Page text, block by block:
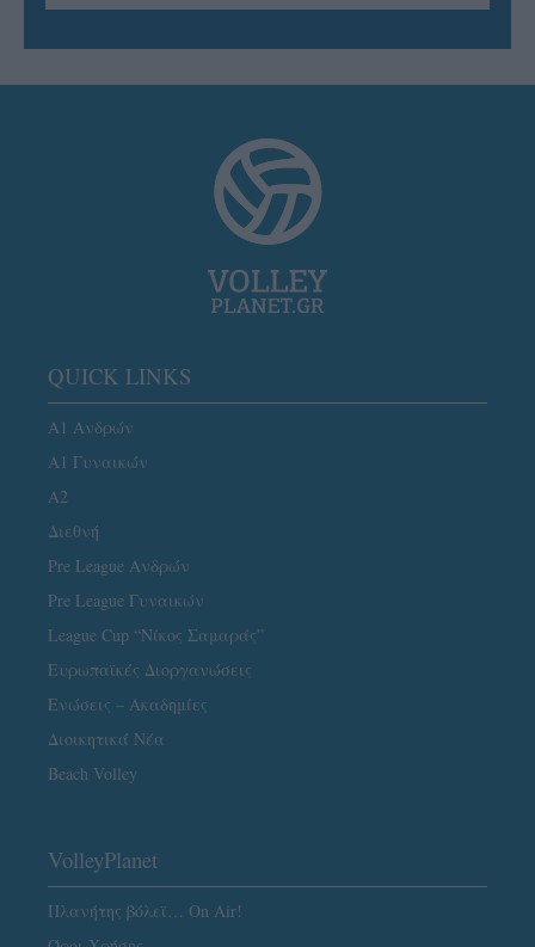
QUICK LINKS
Α1 Ανδρών
Α1 Γυναικών
A2
Διεθνή
Pre League Ανδρών
Pre League Γυναικών
League Cup “Νίκος Σαμαράς”
Ευρωπαϊκές Διοργανώσεις
Ενώσεις – Ακαδημίες
Διοικητικά Νέα
Beach Volley
VolleyPlanet
Πλανήτης βόλεϊ… On Air!